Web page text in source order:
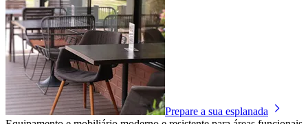
Prepare a sua esplanada